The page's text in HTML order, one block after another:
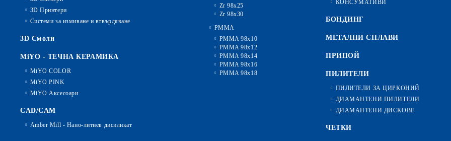
3D Принтери
Системи за измиване и втвърдяване
3D Смоли
MiYO - ТЕЧНА КЕРАМИКА
MiYO COLOR
MiYO PINK
MiYO Аксесоари
CAD/CAM
Amber Mill - Нано-литиев дисиликат
Zr 98x25
Zr 98x30
PMMA
PMMA 98x10
PMMA 98x12
PMMA 98x14
PMMA 98x16
PMMA 98x18
КОНСУМАТИВИ
БОНДИНГ
МЕТАЛНИ СПЛАВИ
ПРИПОЙ
ПИЛИТЕЛИ
ПИЛИТЕЛИ ЗА ЦИРКОНИЙ
ДИАМАНТЕНИ ПИЛИТЕЛИ
ДИАМАНТЕНИ ДИСКОВЕ
ЧЕТКИ